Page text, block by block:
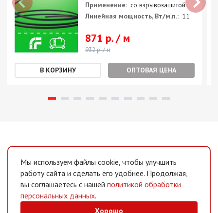
Применение: со взрывозащитой
Линейная мощность, Вт/м.п.: 11
871 р. / м
932 р. / м
ОПТОВАЯ ЦЕНА
Мы используем файлы cookie, чтобы улучшить
работу сайта и сделать его удобнее. Продолжая,
вы соглашаетесь с нашей политикой обработки
персональных данных.
Хорошо